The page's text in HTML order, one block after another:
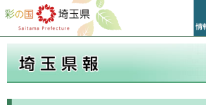
彩の国 埼玉県
情